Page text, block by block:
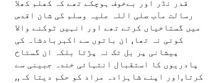
قدر نڈر اور بےخوف ہوچکے تھے کہ کھلم کھلا
رسالت مآب صلی اللہ علیہ وسلم کی شان اقدس
میں گستاخیاں کرتے تھے اور انہیں ٹوکنے والا
کوئی نہ تھا, ان باتوں سے اکبربادشاہ کی
پیشانی پر بل تک نہ پڑتا بلکہ ان گستاخ
پادریوں کا استقبال انتہائی خندہ جبینی سے
کرتا,اور اپنے شاہزادہ مراد کو حکم دیتا کہ,,